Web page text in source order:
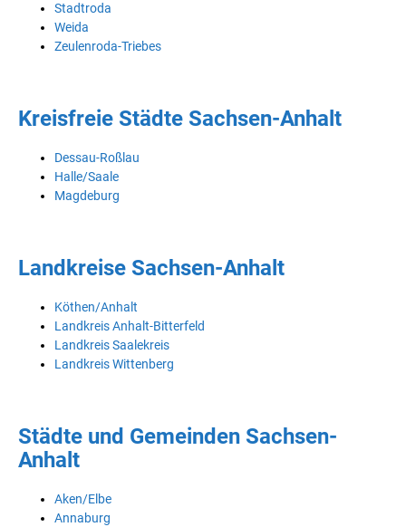
Stadtroda
Weida
Zeulenroda-Triebes
Kreisfreie Städte Sachsen-Anhalt
Dessau-Roßlau
Halle/Saale
Magdeburg
Landkreise Sachsen-Anhalt
Köthen/Anhalt
Landkreis Anhalt-Bitterfeld
Landkreis Saalekreis
Landkreis Wittenberg
Städte und Gemeinden Sachsen-
Anhalt
Aken/Elbe
Annaburg